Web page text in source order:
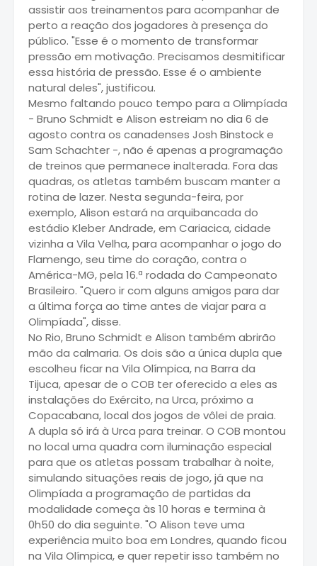
assistir aos treinamentos para acompanhar de
perto a reação dos jogadores à presença do
público. "Esse é o momento de transformar
pressão em motivação. Precisamos desmitificar
essa história de pressão. Esse é o ambiente
natural deles", justificou.
Mesmo faltando pouco tempo para a Olimpíada
- Bruno Schmidt e Alison estreiam no dia 6 de
agosto contra os canadenses Josh Binstock e
Sam Schachter -, não é apenas a programação
de treinos que permanece inalterada. Fora das
quadras, os atletas também buscam manter a
rotina de lazer. Nesta segunda-feira, por
exemplo, Alison estará na arquibancada do
estádio Kleber Andrade, em Cariacica, cidade
vizinha a Vila Velha, para acompanhar o jogo do
Flamengo, seu time do coração, contra o
América-MG, pela 16.ª rodada do Campeonato
Brasileiro. "Quero ir com alguns amigos para dar
a última força ao time antes de viajar para a
Olimpíada", disse.
No Rio, Bruno Schmidt e Alison também abrirão
mão da calmaria. Os dois são a única dupla que
escolheu ficar na Vila Olímpica, na Barra da
Tijuca, apesar de o COB ter oferecido a eles as
instalações do Exército, na Urca, próximo a
Copacabana, local dos jogos de vôlei de praia.
A dupla só irá à Urca para treinar. O COB montou
no local uma quadra com iluminação especial
para que os atletas possam trabalhar à noite,
simulando situações reais de jogo, já que na
Olimpíada a programação de partidas da
modalidade começa às 10 horas e termina à
0h50 do dia seguinte. "O Alison teve uma
experiência muito boa em Londres, quando ficou
na Vila Olímpica, e quer repetir isso também no